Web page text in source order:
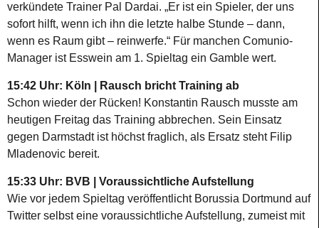
verkündete Trainer Pal Dardai. „Er ist ein Spieler, der uns
sofort hilft, wenn ich ihn die letzte halbe Stunde – dann,
wenn es Raum gibt – reinwerfe.“ Für manchen Comunio-
Manager ist Esswein am 1. Spieltag ein Gamble wert.
15:42 Uhr: Köln | Rausch bricht Training ab
Schon wieder der Rücken! Konstantin Rausch musste am
heutigen Freitag das Training abbrechen. Sein Einsatz
gegen Darmstadt ist höchst fraglich, als Ersatz steht Filip
Mladenovic bereit.
15:33 Uhr: BVB | Voraussichtliche Aufstellung
Wie vor jedem Spieltag veröffentlicht Borussia Dortmund auf
Twitter selbst eine voraussichtliche Aufstellung, zumeist mit